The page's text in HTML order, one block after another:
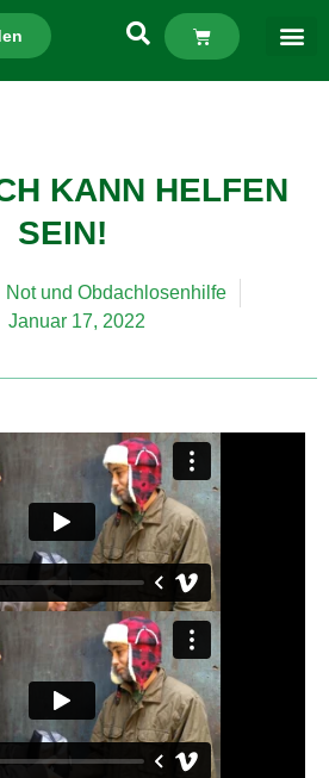
KANN HELFEN
SEIN!
Not und Obdachlosenhilfe
Januar 17, 2022